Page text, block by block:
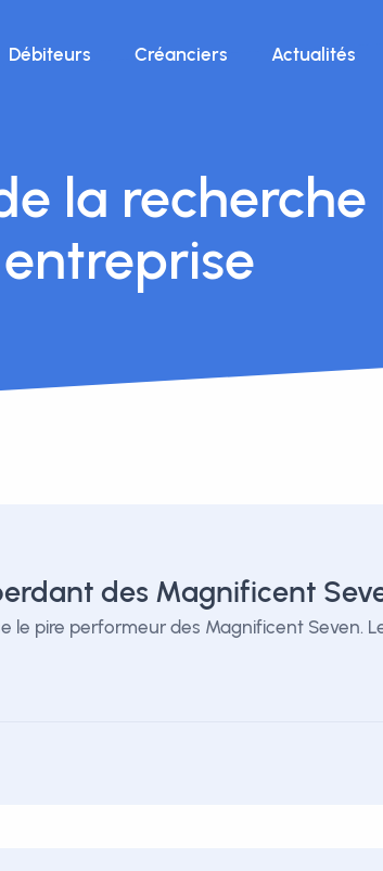
Débiteurs Créanciers Actualités
la recherche
entreprise
des Magnificent
le pire performeur des Magnificent Seven.